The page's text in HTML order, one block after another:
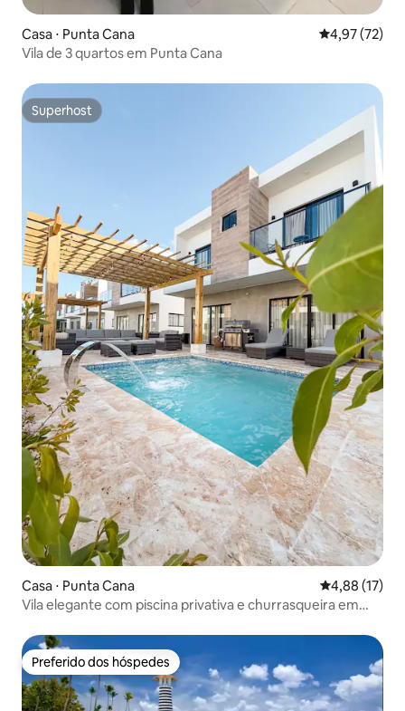
Casa ⋅ Punta Cana 4,97 de uma
4,97 (72)
Vila de 3 quartos em Punta Cana
Superhost
Superhost
Casa ⋅ Punta Cana 4,88 de uma
4,88 (17)
Vila elegante com piscina privativa e churrasqueira em
Preferido dos hóspedes
Preferido dos hóspedes